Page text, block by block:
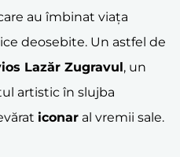
au îmbinat viața
deosebite. Un astfel de
Lazăr Zugravul, un
artistic în slujba
iconar al vremii sale.